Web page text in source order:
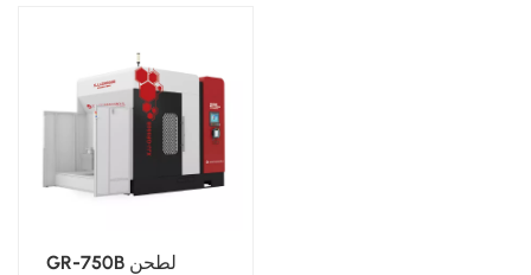
GR-750B لطحن